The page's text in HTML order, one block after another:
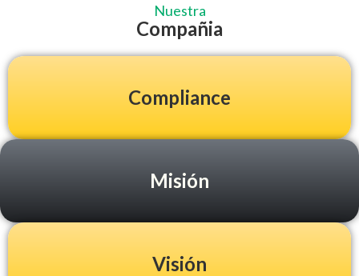
Nuestra
Compañia
Compliance
Misión
Visión